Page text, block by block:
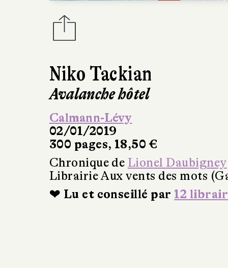
Niko Tackian
Avalanche hôtel
Calmann-Lévy
02/01/2019
300 pages, 18,50 €
Chronique de Lionel Daubigney
Librairie Aux vents des mots
❤ Lu et conseillé par 12